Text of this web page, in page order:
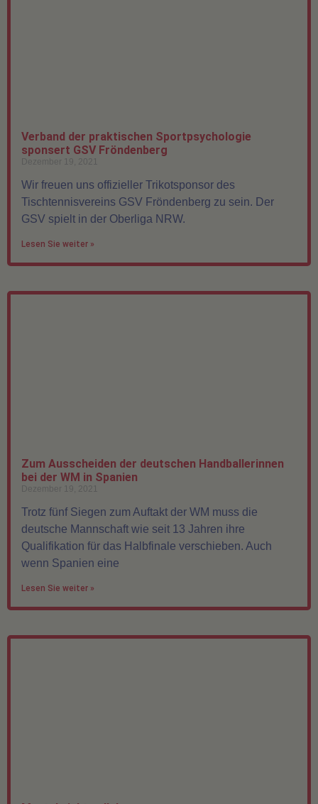
Verband der praktischen Sportpsychologie
sponsert GSV Fröndenberg
Dezember 19, 2021
Wir freuen uns offizieller Trikotsponsor des
Tischtennisvereins GSV Fröndenberg zu sein. Der
GSV spielt in der Oberliga NRW.
Lesen Sie weiter »
Zum Ausscheiden der deutschen Handballerinnen
bei der WM in Spanien
Dezember 19, 2021
Trotz fünf Siegen zum Auftakt der WM muss die
deutsche Mannschaft wie seit 13 Jahren ihre
Qualifikation für das Halbfinale verschieben. Auch
wenn Spanien eine
Lesen Sie weiter »